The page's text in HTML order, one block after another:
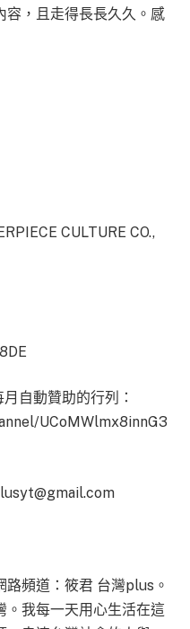
容，且走得長長久久。感
CULTURE CO.,
自動贊助的行列：
UCoMWlmx8innG3
頻道：筱君 台灣plus。
。我每一天用心生活在這